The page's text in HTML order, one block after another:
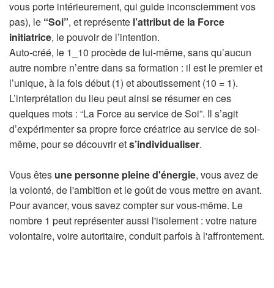
vous porte intérieurement, qui guide inconsciemment vos
pas), le “Soi”, et représente l’attribut de la Force
initiatrice, le pouvoir de l’intention.
Auto-créé, le 1_10 procède de lui-même, sans qu’aucun
autre nombre n’entre dans sa formation : il est le premier et
l’unique, à la fois début (1) et aboutissement (10 = 1).
L’interprétation du lieu peut ainsi se résumer en ces
quelques mots : “La Force au service de Soi”. Il s’agit
d’expérimenter sa propre force créatrice au service de soi-
même, pour se découvrir ets’individualiser.
Vous êtes une personne pleine d'énergie, vous avez de
la volonté, de l'ambition et le goût de vous mettre en avant.
Pour avancer, vous savez compter sur vous-même. Le
nombre 1 peut représenter aussi l'isolement : votre nature
volontaire, voire autoritaire, conduit parfois à l'affrontement.